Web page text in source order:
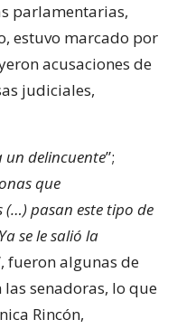
parlamentarias,
estuvo marcado por
acusaciones de
judiciales,
un delincuente”;
que
pasan este tipo de
Ya se le salió la
fueron algunas de
senadoras, lo que
Rincón,